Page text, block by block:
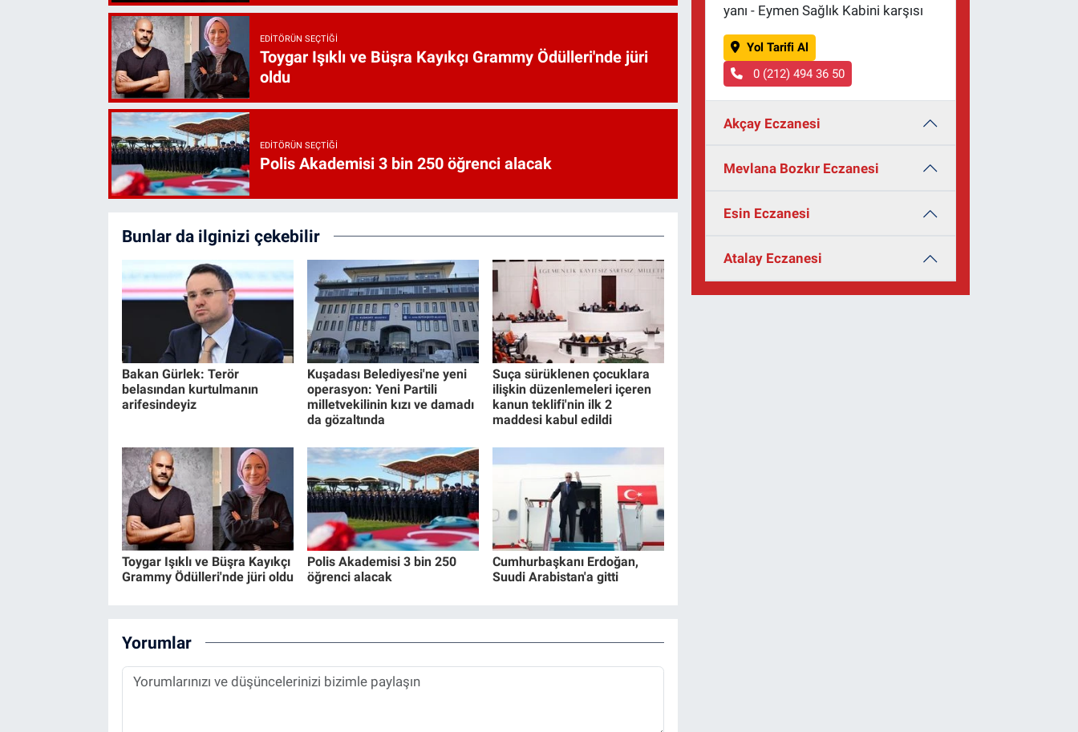
EDITÖRÜN SEÇTIĞI
Toygar Işıklı ve Büşra Kayıkçı Grammy Ödülleri'nde jüri
oldu
EDITÖRÜN SEÇTIĞI
Polis Akademisi 3 bin 250 öğrenci alacak
Bunlar da ilginizi çekebilir
Bakan Gürlek: Terör
belasından kurtulmanın
arifesindeyiz
Kuşadası Belediyesi'ne yeni
operasyon: Yeni Partili
milletvekilinin kızı ve damadı
da gözaltında
Suça sürüklenen çocuklara
ilişkin düzenlemeleri içeren
kanun teklifi'nin ilk 2
maddesi kabul edildi
Toygar Işıklı ve Büşra Kayıkçı
Grammy Ödülleri'nde jüri oldu
Polis Akademisi 3 bin 250
öğrenci alacak
Cumhurbaşkanı Erdoğan,
Suudi Arabistan'a gitti
Yorumlar
yanı - Eymen Sağlık Kabini karşısı
Yol Tarifi Al
0 (212) 494 36 50
Akçay Eczanesi
Mevlana Bozkır Eczanesi
Esin Eczanesi
Atalay Eczanesi